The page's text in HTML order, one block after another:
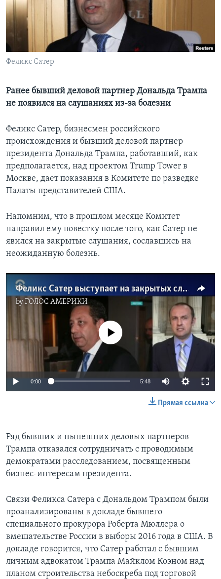
Learning English
СОЦИАЛЬНЫЕ СЕТИ
Языки
Феликс Сатер
Ранее бывший деловой партнер Дональда Трампа
не появился на слушаниях из-за болезни
Феликс Сатер, бизнесмен российского
происхождения и бывший деловой партнер
президента Дональда Трампа, работавший, как
предполагается, над проектом Trump Tower в
Москве, дает показания в Комитете по разведке
Палаты представителей США.
Напомним, что в прошлом месяце Комитет
направил ему повестку после того, как Сатер не
явился на закрытые слушания, сославшись на
неожиданную болезнь.
Феликс Сатер выступает на закрытых слушаниях в Конгрессе
byГОЛОС АМЕРИКИ
No media source currently available
0:00 5:48
Прямая ссылка
Ряд бывших и нынешних деловых партнеров
Трампа отказался сотрудничать с проводимым
демократами расследованием, посвященным
бизнес-интересам президента.
Связи Феликса Сатера с Дональдом Трампом были
проанализированы в докладе бывшего
специального прокурора Роберта Мюллера о
вмешательстве России в выборы 2016 года в США. В
докладе говорится, что Сатер работал с бывшим
личным адвокатом Трампа Майклом Коэном над
планом строительства небоскреба под торговой